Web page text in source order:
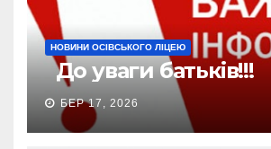
НОВИНИ ОСІВСЬКОГО ЛІЦЕЮ
До уваги батьків!!!
БЕР 17, 2026